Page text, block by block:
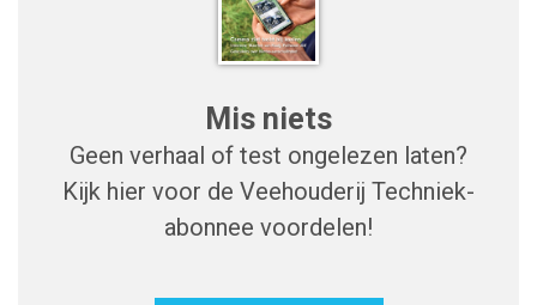
Mis niets
Geen verhaal of test ongelezen laten?
Kijk hier voor de Veehouderij Techniek-
abonnee voordelen!